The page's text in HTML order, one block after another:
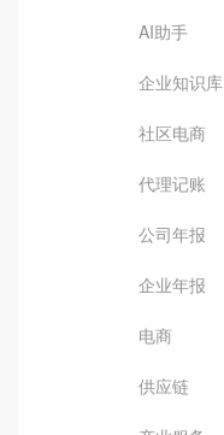
AI助手
企业知识库
社区电商
代理记账
公司年报
企业年报
电商
供应链